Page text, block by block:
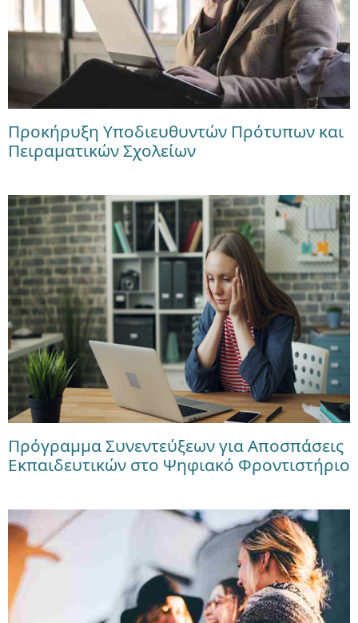
Προκήρυξη Υποδιευθυντών Πρότυπων και
Πειραματικών Σχολείων
Πρόγραμμα Συνεντεύξεων για Αποσπάσεις
Εκπαιδευτικών στο Ψηφιακό Φροντιστήριο